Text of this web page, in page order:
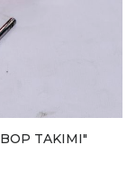
TAKIMI"